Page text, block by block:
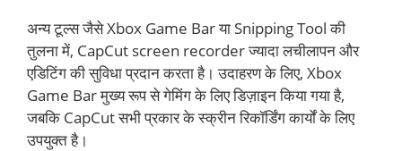
अन्य टूल्स जैसे Xbox Game Bar या Snipping Tool की
तुलना में, CapCut screen recorder ज्यादा लचीलापन और
एडिटिंग की सुविधा प्रदान करता है। उदाहरण के लिए, Xbox
Game Bar मुख्य रूप से गेमिंग के लिए डिज़ाइन किया गया है,
जबकि CapCut सभी प्रकार के स्क्रीन रिकॉर्डिंग कार्यों के लिए
उपयुक्त है।